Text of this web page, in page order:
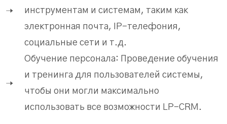
инструментам и системам, таким как
электронная почта, IP-телефония,
социальные сети и т.д.
Обучение персонала: Проведение обучения
и тренинга для пользователей системы,
чтобы они могли максимально
использовать все возможности LP-CRM.